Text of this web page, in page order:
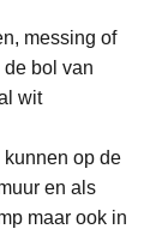
messing of
bol van
wit
op de
en als
maar ook in